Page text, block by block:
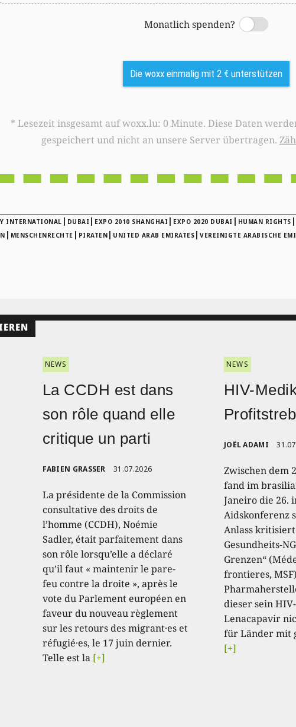
Monatlich spenden?
Switch
Die woxx einmalig mit 2 € unterstützen
* Lesezeit insgesamt auf woxx.lu: 0 Minute. Diese Daten werden nur in Ihrem Browser
gespeichert und nicht an unsere Server übertragen.
INTERNATIONAL | DUBAI | EXPO 2010 SHANGHAI | EXPO 2020 DUBAI | HUMAN RIGHTS |
| MENSCHENRECHTE | PIRATEN | UNITED ARAB EMIRATES | VEREINIGTE ARABISCHE
NEWS
La CCDH est dans
son rôle quand elle
critique un parti
FABIEN GRASSER 31.07.2026
La présidente de la Commission
consultative des droits de
l’homme (CCDH), Noémie
Sadler, était parfaitement dans
son rôle lorsqu’elle a déclaré
qu’il faut « maintenir le pare-
feu contre la droite », après le
vote du Parlement européen en
faveur du nouveau règlement
sur les retours des migrant·es et
réfugié·es, le 17 juin dernier.
Telle est la [+]
NEWS
HIV-
JOËL ADAMI
Zwischen dem
fand im
Janeiro die 26.
Aidskonferenz
Anlass
Gesundheits-
Grenzen“
frontieres,
dieser sein
Lenacapavir
für Länder mit
[+]